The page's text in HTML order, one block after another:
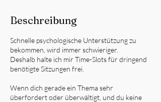
Beschreibung
Schnelle psychologische Unterstützung zu
bekommen, wird immer schwieriger.
Deshalb halte ich mir Time-Slots für dringend
benötigte Sitzungen frei.
Wenn dich gerade ein Thema sehr
überfordert oder überwältigt, und du keine